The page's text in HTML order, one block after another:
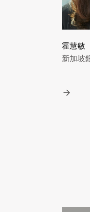
霍慧敏
新加坡